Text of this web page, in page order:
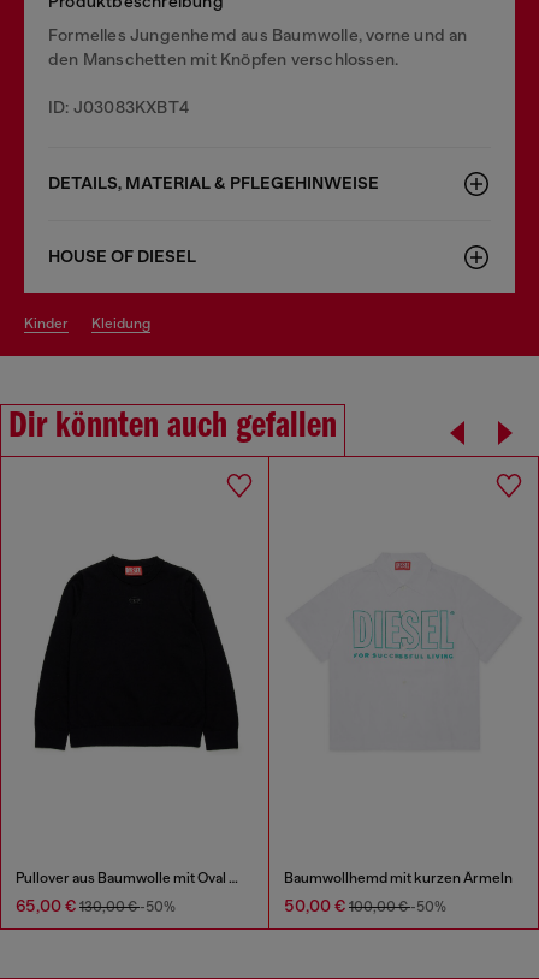
Formelles Jungenhemd aus Baumwolle, vorne und an
den Manschetten mit Knöpfen verschlossen.
ID: J03083KXBT4
DETAILS, MATERIAL & PFLEGEHINWEISE
HOUSE OF DIESEL
kinder kleidung
Dir könnten auch gefallen
Pullover aus Baumwolle mit Oval D-Stickerei
65,00 € 130,00 €-50%
Baumwollhemd mit kurzen Ärmeln
50,00 € 100,00 €-50%